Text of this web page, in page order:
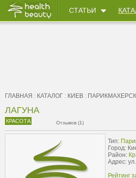
СТАТЬИ
ГЛАВНАЯ : КАТАЛОГ : КИЕВ :
ЛАГУНА
КРАСОТА Отзывов (1)
Тип:
Город:
Район:
Адрес:
Рейтинг